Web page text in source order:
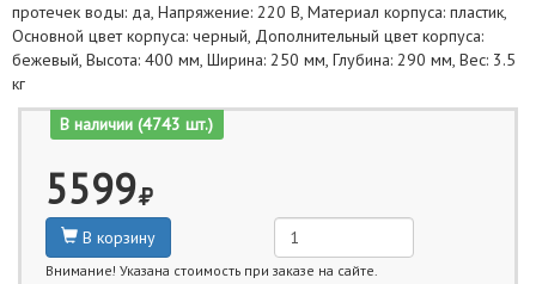
протечек воды: да, Напряжение: 220 В, Материал корпуса: пластик,
Основной цвет корпуса: черный, Дополнительный цвет корпуса:
бежевый, Высота: 400 мм, Ширина: 250 мм, Глубина: 290 мм, Вес: 3.5
кг
В наличии (4743 шт.)
5599
В корзину
Внимание! Указана стоимость при заказе на сайте.